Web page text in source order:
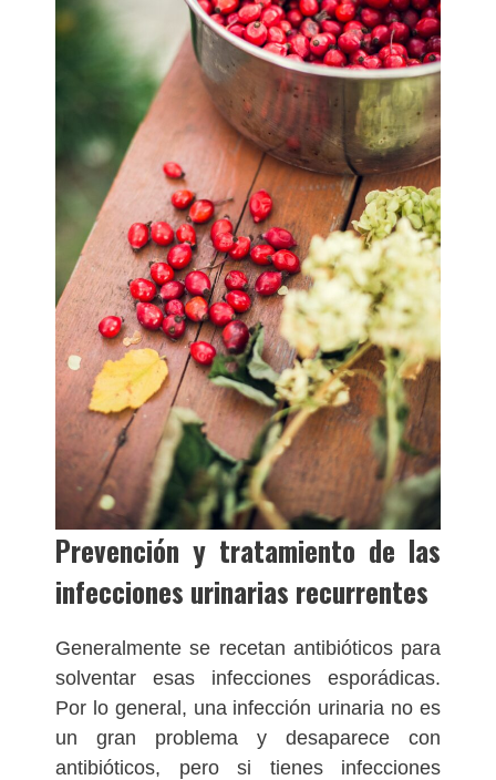
Prevención y tratamiento de las
infecciones urinarias recurrentes
Generalmente se recetan antibióticos para
solventar esas infecciones esporádicas.
Por lo general, una infección urinaria no es
un gran problema y desaparece con
antibióticos, pero si tienes infecciones